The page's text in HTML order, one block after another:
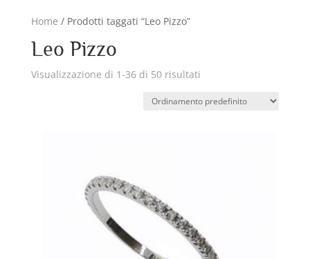
Home / Prodotti taggati “Leo Pizzo”
Leo Pizzo
Visualizzazione di 1-36 di 50 risultati